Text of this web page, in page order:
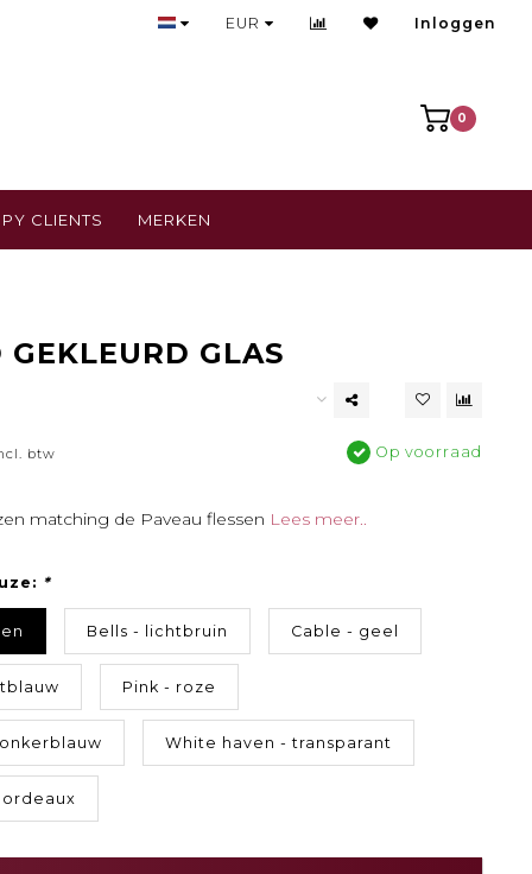
Bezoek onze gezellige winkel
EUR Inloggen
0
CLIENTS MERKEN
GEKLEURD GLAS
btw Op voorraad
matching de Paveau flessen Lees meer..
*
Bells - lichtbruin Cable - geel
Pink - roze
White haven - transparant